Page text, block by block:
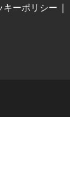
キーポリシー